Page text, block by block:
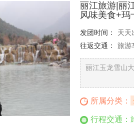
丽江旅游|丽
风味美食+玛
发团时间：
天天
往返交通：
旅游
丽江玉龙雪山
所属分类：
行程交通：